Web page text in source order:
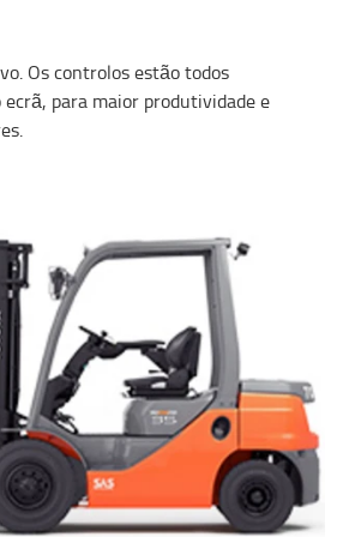
Os controlos estão todos
para maior produtividade e